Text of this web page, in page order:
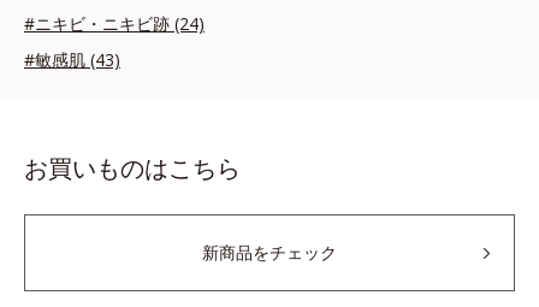
#ニキビ・ニキビ跡 (24)
#敏感肌 (43)
お買いものはこちら
新商品をチェック